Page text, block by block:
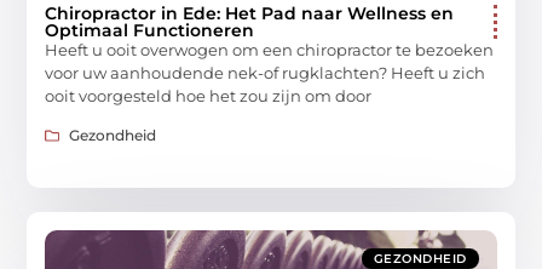
Chiropractor in Ede: Het Pad naar Wellness en
Optimaal Functioneren
Heeft u ooit overwogen om een chiropractor te bezoeken
voor uw aanhoudende nek-of rugklachten? Heeft u zich
ooit voorgesteld hoe het zou zijn om door
Gezondheid
GEZONDHEID